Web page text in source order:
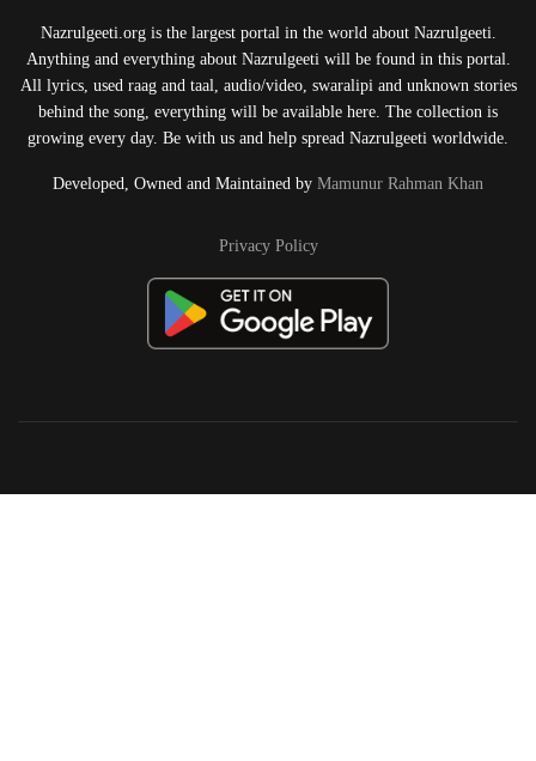
Nazrulgeeti.org is the largest portal in the world about Nazrulgeeti.
Anything and everything about Nazrulgeeti will be found in this portal.
All lyrics, used raag and taal, audio/video, swaralipi and unknown stories
behind the song, everything will be available here. The collection is
growing every day. Be with us and help spread Nazrulgeeti worldwide.
Developed, Owned and Maintained by Mamunur Rahman Khan
Privacy Policy